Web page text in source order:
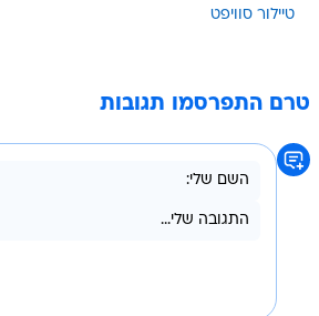
טיילור סוויפט
טרם התפרסמו תגובות